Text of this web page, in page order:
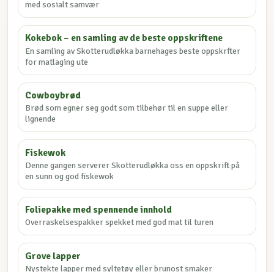
med sosialt samvær
Kokebok – en samling av de beste oppskriftene
En samling av Skotterudløkka barnehages beste oppskrfter
for matlaging ute
Cowboybrød
Brød som egner seg godt som tilbehør til en suppe eller
lignende
Fiskewok
Denne gangen serverer Skotterudløkka oss en oppskrift på
en sunn og god fiskewok
Foliepakke med spennende innhold
Overraskelsespakker spekket med god mat til turen
Grove lapper
Nystekte lapper med syltetøy eller brunost smaker